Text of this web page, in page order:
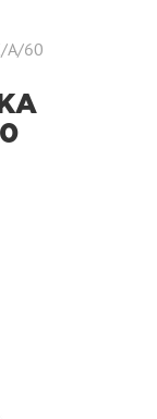
A/60